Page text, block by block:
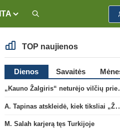
TOP naujienos
Dienos Savaitės
„Kauno
A. Tapinas atskleidė, kiek tiksliai
M. Salah karjerą tęs Turkijoje